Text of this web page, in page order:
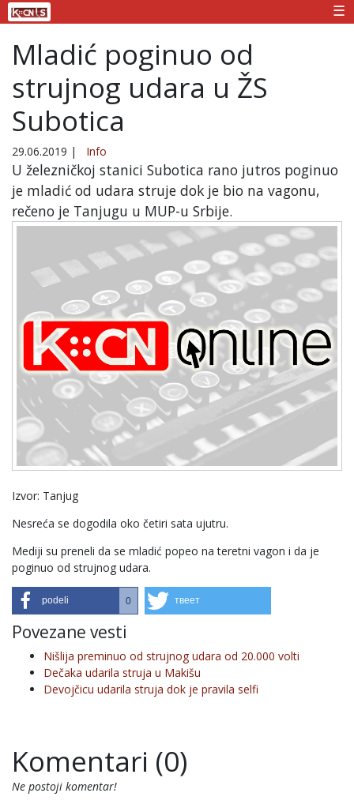
☰
Mladić poginuo od
strujnog udara u ŽS
Subotica
29.06.2019 | Info
U železničkoj stanici Subotica rano jutros poginuo
je mladić od udara struje dok je bio na vagonu,
rečeno je Tanjugu u MUP-u Srbije.
Izvor: Tanjug
Nesreća se dogodila oko četiri sata ujutru.
Mediji su preneli da se mladić popeo na teretni vagon i da je
poginuo od strujnog udara.
podeli 0 твеет
Povezane vesti
Nišlija preminuo od strujnog udara od 20.000 volti
Dečaka udarila struja u Makišu
Devojčicu udarila struja dok je pravila selfi
Komentari (0)
Ne postoji komentar!